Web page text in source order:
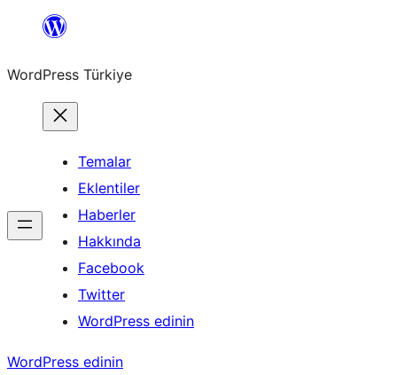
İçeriğe
WordPress Türkiye
Temalar
Eklentiler
Haberler
Hakkında
Facebook
Twitter
WordPress edinin
WordPress edinin